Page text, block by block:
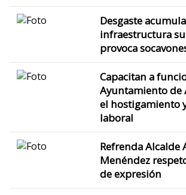
Desgaste
infraestructura
provoca
Capacitan a
Ayuntamiento de
el hostigamiento
laboral
Refrenda Alcalde
Menéndez
de expresión